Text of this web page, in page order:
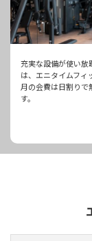
充実な設備が使い放
は、エニタイムフィ
月の会費は日割りで
す。